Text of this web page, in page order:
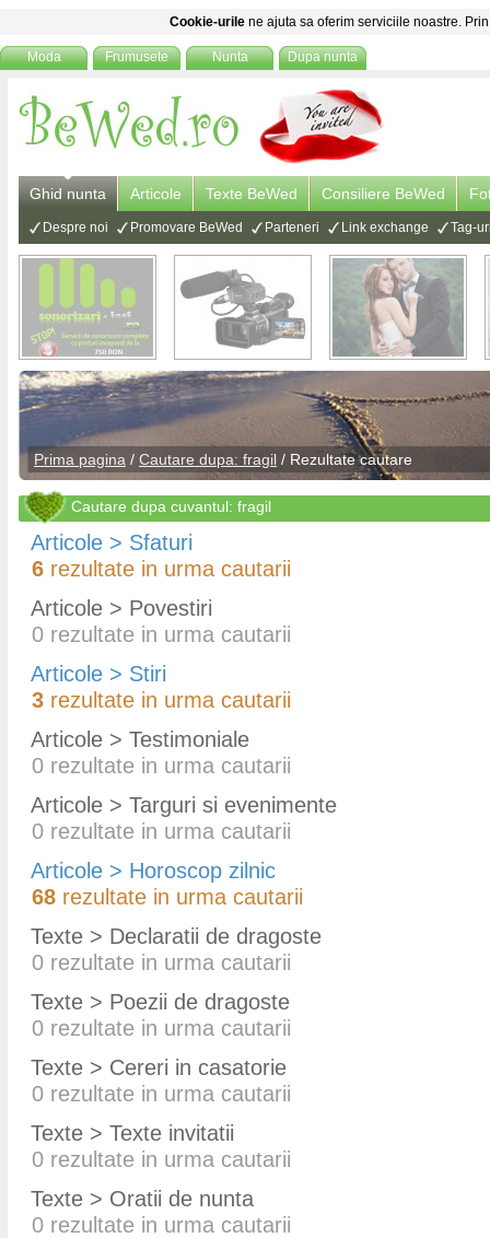
Cookie-urile ne ajuta sa oferim serviciile noastre.
Moda Frumusete Nunta Dupa nunta
Ghid nunta Articole Texte BeWed Consiliere BeWed
Despre noi Promovare BeWed Parteneri Link exchange Tag-
Prima pagina / Cautare dupa: fragil / Rezultate cautare
Cautare dupa cuvantul: fragil
Articole > Sfaturi
6 rezultate in urma cautarii
Articole > Povestiri
0 rezultate in urma cautarii
Articole > Stiri
3 rezultate in urma cautarii
Articole > Testimoniale
0 rezultate in urma cautarii
Articole > Targuri si evenimente
0 rezultate in urma cautarii
Articole > Horoscop zilnic
68 rezultate in urma cautarii
Texte > Declaratii de dragoste
0 rezultate in urma cautarii
Texte > Poezii de dragoste
0 rezultate in urma cautarii
Texte > Cereri in casatorie
0 rezultate in urma cautarii
Texte > Texte invitatii
0 rezultate in urma cautarii
Texte > Oratii de nunta
0 rezultate in urma cautarii